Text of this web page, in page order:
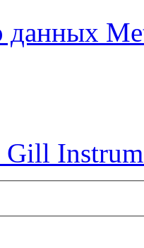
данных
Gill